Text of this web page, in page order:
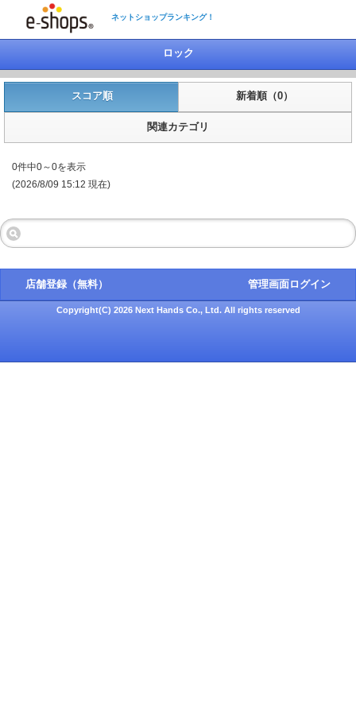
ネットショップランキング！
ロック
スコア順 新着順（0）
関連カテゴリ
0件中0～0を表示
(2026/8/09 15:12 現在)
店舗登録（無料） 管理画面ログイン
Copyright(C) 2026 Next Hands Co., Ltd. All rights reserved